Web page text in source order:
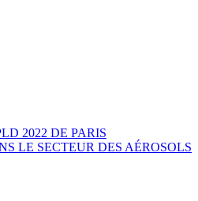
2022 DE PARIS
LE SECTEUR DES AÉROSOLS